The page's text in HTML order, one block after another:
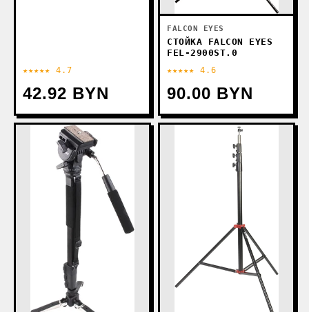
★★★★★ 4.7
42.92 BYN
FALCON EYES
СТОЙКА FALCON EYES
FEL-2900ST.0
★★★★★ 4.6
90.00 BYN